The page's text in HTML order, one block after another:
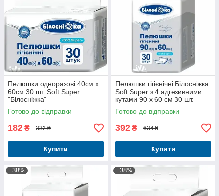
Пелюшки одноразові 40см х
60см 30 шт. Soft Super
"Білосніжка"
Готово до відправки
182 ₴ 332 ₴
Купити
Пелюшки гігієнічні Білосніжка
Soft Super з 4 адгезивними
кутами 90 х 60 см 30 шт.
Готово до відправки
392 ₴ 634 ₴
Купити
–38% –38%